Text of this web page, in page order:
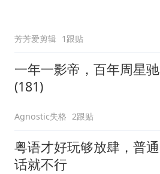
芳芳爱剪辑 1跟贴
一年一影帝，百年周星驰
(181)
Agnostic失格 2跟贴
粤语才好玩够放肆，普通
话就不行